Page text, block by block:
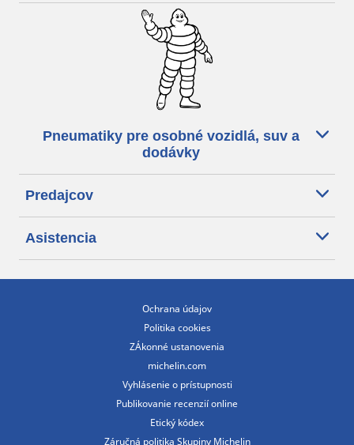
Pneumatiky pre osobné vozidlá, suv a
dodávky
Predajcov
Asistencia
Ochrana údajov
Politika cookies
ZÁkonné ustanovenia
michelin.com
Vyhlásenie o prístupnosti
Publikovanie recenzií online
Etický kódex
Záručná politika Skupiny Michelin